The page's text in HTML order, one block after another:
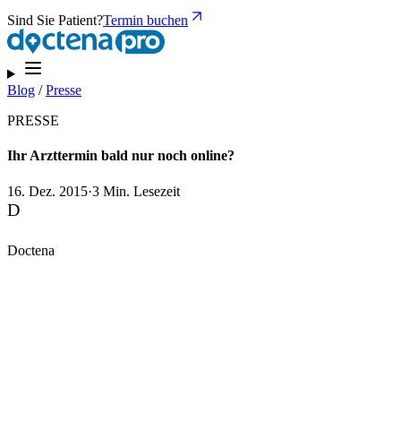
Sind Sie Patient?Termin buchen
Blog /Presse
PRESSE
Ihr Arzttermin bald nur noch online?
16. Dez. 2015·3 Min. Lesezeit
D
Doctena